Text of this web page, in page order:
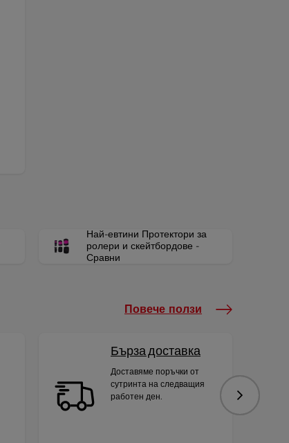
Най-евтини Протектори за
ролери и скейтбордове -
Сравни
Повече ползи
Бърза доставка
Доставяме поръчки от
сутринта на следващия
работен ден.
Следваща